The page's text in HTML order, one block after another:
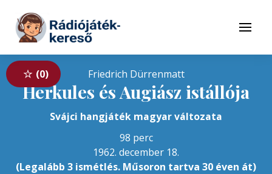
Tovább a tartalomhoz
Menü
0 Friedrich Dürrenmatt
Herkules és Augiász istállója
Svájci hangjáték magyar változata
98 perc
1962. december 18.
(Legalább 3 ismétlés. Műsoron tartva 30 éven át)